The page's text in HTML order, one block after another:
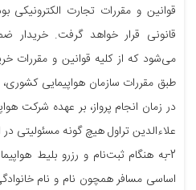
قوانین و مقررات تجارت
قانونی قرار خواهد گرفت. خریدار
می‌شود که از کلیه‌ قوانین و مقررات
طبق مقررات سازمان هواپیمایی
در زمان انجام پرواز، بر عهده‌ شرکت
علاءالدین تراول هیچ گونه
2-به هنگام ثبت‌نام و رزرو بلیط
اساسی مسافر همچون نام و نام